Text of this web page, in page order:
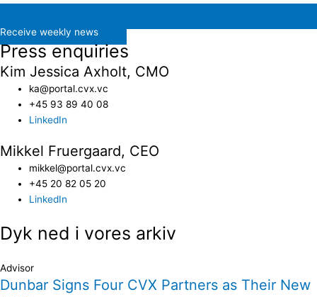
Receive weekly news
Press enquiries
Kim Jessica Axholt, CMO
ka@portal.cvx.vc​
+45 93 89 40 08
LinkedIn
Mikkel Fruergaard, CEO
mikkel@portal.cvx.vc
+45 20 82 05 20
LinkedIn
Dyk ned i vores arkiv
Advisor
Dunbar Signs Four CVX Partners as Their New